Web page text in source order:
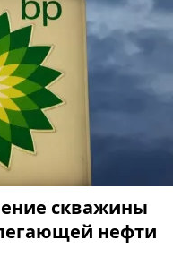
скважины
нефти